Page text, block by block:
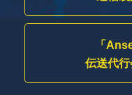
「
伝送代